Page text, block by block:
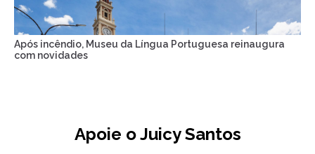
Após incêndio, Museu da Língua Portuguesa reinaugura
com novidades
Apoie o Juicy Santos